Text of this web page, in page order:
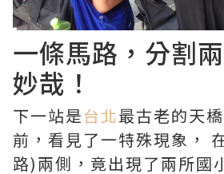
一條馬路，分割
妙哉！
下一站是台北最古老的天
前，看見了一特殊現象，
路)兩側，竟出現了兩所國